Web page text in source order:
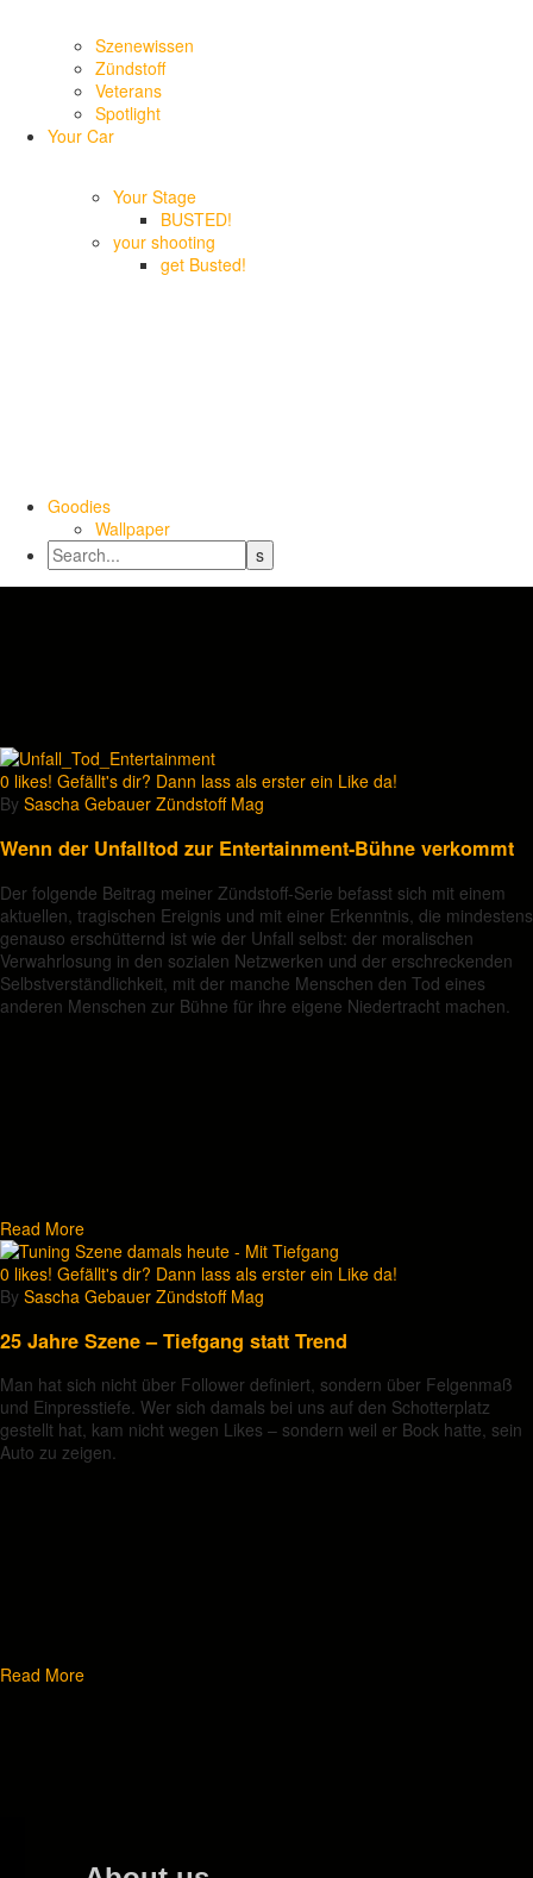
Szenewissen
Zündstoff
Veterans
Spotlight
Your Car
Your Stage
BUSTED!
your shooting
get Busted!
Goodies
Wallpaper
0 likes! Gefällt's dir? Dann lass als erster ein Like da!
By Sascha Gebauer Zündstoff Mag
Wenn der Unfalltod zur Entertainment-Bühne verkommt
Der folgende Beitrag meiner Zündstoff-Serie befasst sich mit einem
aktuellen, tragischen Ereignis und mit einer Erkenntnis, die mindestens
genauso erschütternd ist wie der Unfall selbst: der moralischen
Verwahrlosung in den sozialen Netzwerken und der erschreckenden
Selbstverständlichkeit, mit der manche Menschen den Tod eines
anderen Menschen zur Bühne für ihre eigene Niedertracht machen.
Read More
0 likes! Gefällt's dir? Dann lass als erster ein Like da!
By Sascha Gebauer Zündstoff Mag
25 Jahre Szene – Tiefgang statt Trend
Man hat sich nicht über Follower definiert, sondern über Felgenmaß
und Einpresstiefe. Wer sich damals bei uns auf den Schotterplatz
gestellt hat, kam nicht wegen Likes – sondern weil er Bock hatte, sein
Auto zu zeigen.
Read More